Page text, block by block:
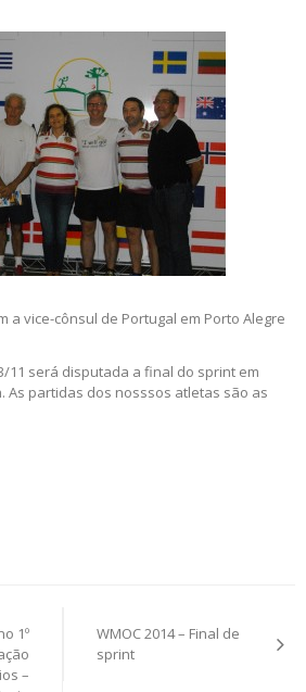
a vice-cônsul de Portugal em Porto Alegre
11 será disputada a final do sprint em
As partidas dos nosssos atletas são as
1º
–
WMOC 2014 – Final de
sprint